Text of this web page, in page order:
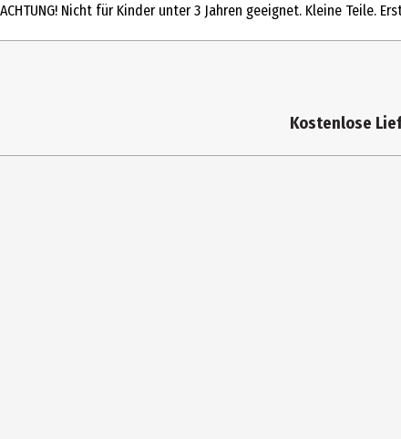
ACHTUNG! Nicht für Kinder unter 3 Jahren geeignet. Kleine Teile.
Kostenlose